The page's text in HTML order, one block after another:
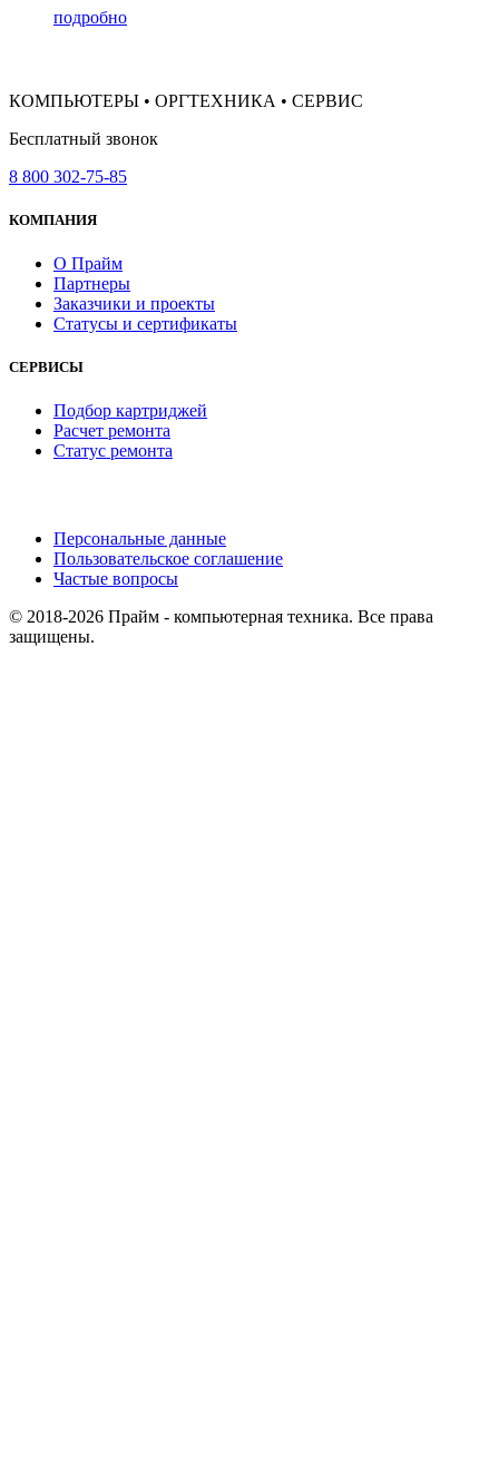
подробно
КОМПЬЮТЕРЫ • ОРГТЕХНИКА • СЕРВИС
Бесплатный звонок
8 800 302-75-85
КОМПАНИЯ
О Прайм
Партнеры
Заказчики и проекты
Статусы и сертификаты
СЕРВИСЫ
Подбор картриджей
Расчет ремонта
Статус ремонта
Персональные данные
Пользовательское соглашение
Частые вопросы
© 2018-2026 Прайм - компьютерная техника. Все права
защищены.